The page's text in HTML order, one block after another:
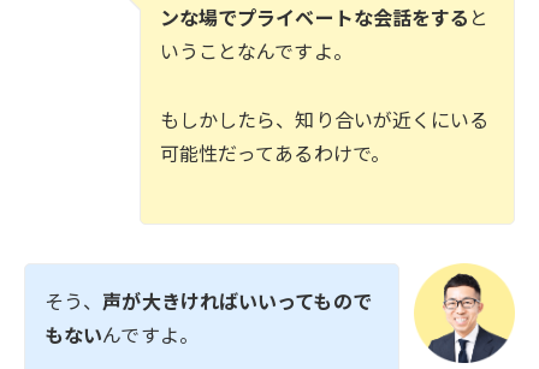
ンな場でプライベートな会話をする と
いうことなんですよ。
もしかしたら、知り合いが近くにいる
可能性だってあるわけで。
そう、 声が大きければいいってもので
もないんですよ。